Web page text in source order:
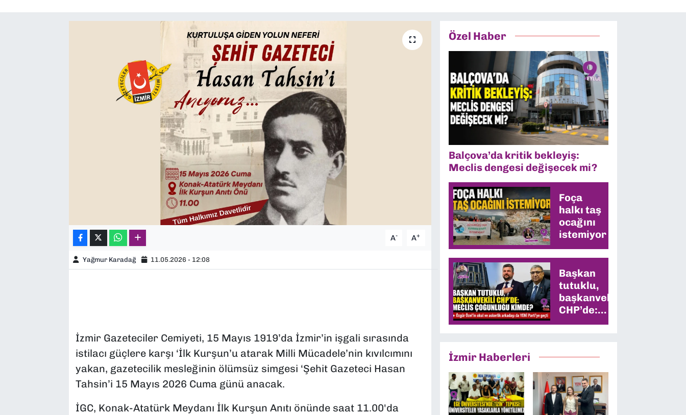
A- A+
Yağmur Karadağ 11.05.2026 - 12:08
İzmir Gazeteciler Cemiyeti, 15 Mayıs 1919’da İzmir’in işgali sırasında
istilacı güçlere karşı ‘İlk Kurşun’u atarak Milli Mücadele’nin kıvılcımını
yakan, gazetecilik mesleğinin ölümsüz simgesi ‘Şehit Gazeteci Hasan
Tahsin’i 15 Mayıs 2026 Cuma günü anacak.
İGC, Konak-Atatürk Meydanı İlk Kurşun Anıtı önünde saat 11.00'da
Özel Haber
Balçova’da kritik bekleyiş:
Meclis dengesi değişecek mi?
Foça
halkı taş
ocağını
istemiyor
Başkan
tutuklu,
başkanvekili
CHP’de:
Meclis
İzmir Haberleri